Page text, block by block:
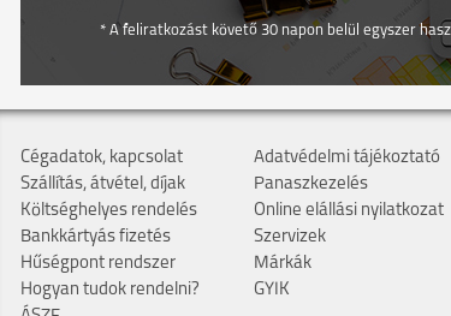
* A feliratkozást követő 30 napon belül egyszer
Cégadatok, kapcsolat
Szállítás, átvétel, díjak
Költséghelyes rendelés
Bankkártyás fizetés
Hűségpont rendszer
Hogyan tudok rendelni?
Adatvédelmi tájékoztató
Panaszkezelés
Online elállási nyilatkozat
Szervizek
Márkák
GYIK